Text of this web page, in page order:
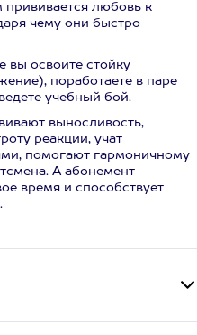
прививается любовь к
чему они быстро
вы освоите стойку
поработаете в паре
учебный бой.
выносливость,
реакции, учат
помогают гармоничному
А абонемент
время и способствует